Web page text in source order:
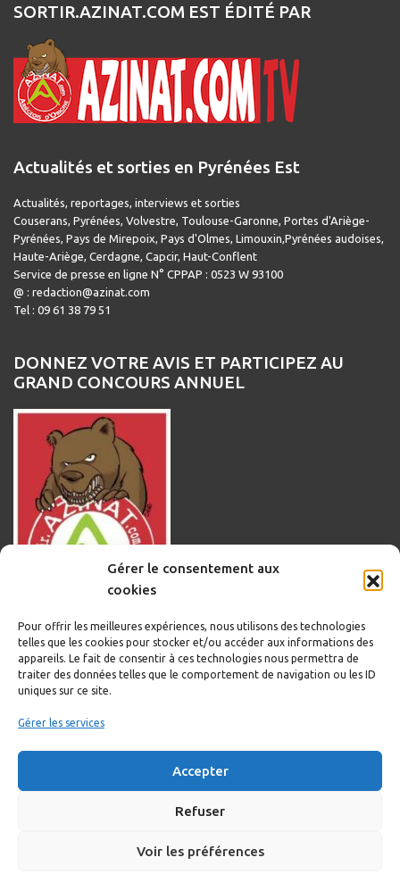
Gérer le consentement aux
cookies
Pour offrir les meilleures expériences, nous utilisons des technologies
telles que les cookies pour stocker et/ou accéder aux informations des
appareils. Le fait de consentir à ces technologies nous permettra de
traiter des données telles que le comportement de navigation ou les ID
uniques sur ce site.
Gérer les services
Accepter
Refuser
Voir les préférences
SORTIR.AZINAT.COM EST ÉDITÉ PAR
Actualités et sorties en Pyrénées Est
Actualités, reportages, interviews et sorties
Couserans, Pyrénées, Volvestre, Toulouse-Garonne, Portes d'Ariège-
Pyrénées, Pays de Mirepoix, Pays d'Olmes, Limouxin,Pyrénées audoises,
Haute-Ariège, Cerdagne, Capcir, Haut-Conflent
Service de presse en ligne N° CPPAP : 0523 W 93100
@ : redaction@azinat.com
Tel : 09 61 38 79 51
DONNEZ VOTRE AVIS ET PARTICIPEZ AU
GRAND CONCOURS ANNUEL
Informations légales
Politique de cookies